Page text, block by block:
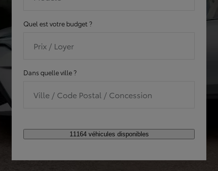
Quel est votre budget ?
Prix / Loyer
Dans quelle ville ?
Ville / Code Postal / Concession
11164 véhicules disponibles